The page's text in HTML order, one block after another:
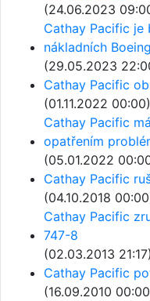
(24.06.2023
Cathay Pacific
nákladních
(29.05.2023
Cathay Pacific
(01.11.2022 00:00)
Cathay Pacific
opatřením
(05.01.2022
Cathay Pacific
(04.10.2018
Cathay Pacific
747-8
(02.03.2013 21:17)
Cathay Pacific
(16.09.2010